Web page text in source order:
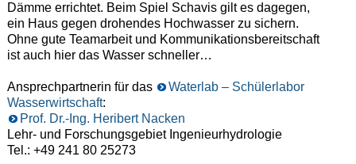
Dämme errichtet. Beim Spiel Schavis gilt es dagegen,
ein Haus gegen drohendes Hochwasser zu sichern.
Ohne gute Teamarbeit und Kommunikationsbereitschaft
ist auch hier das Wasser schneller…
Ansprechpartnerin für das
Waterlab – Schülerlabor
Wasserwirtschaft:
Prof. Dr.-Ing. Heribert Nacken
Lehr- und Forschungsgebiet Ingenieurhydrologie
Tel.: +49 241 80 25273